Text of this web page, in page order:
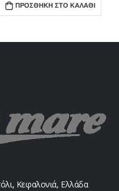
ΠΡΟΣΘΉΚΗ ΣΤΟ ΚΑΛΆΘΙ
Κεφαλονιά, Ελλάδα